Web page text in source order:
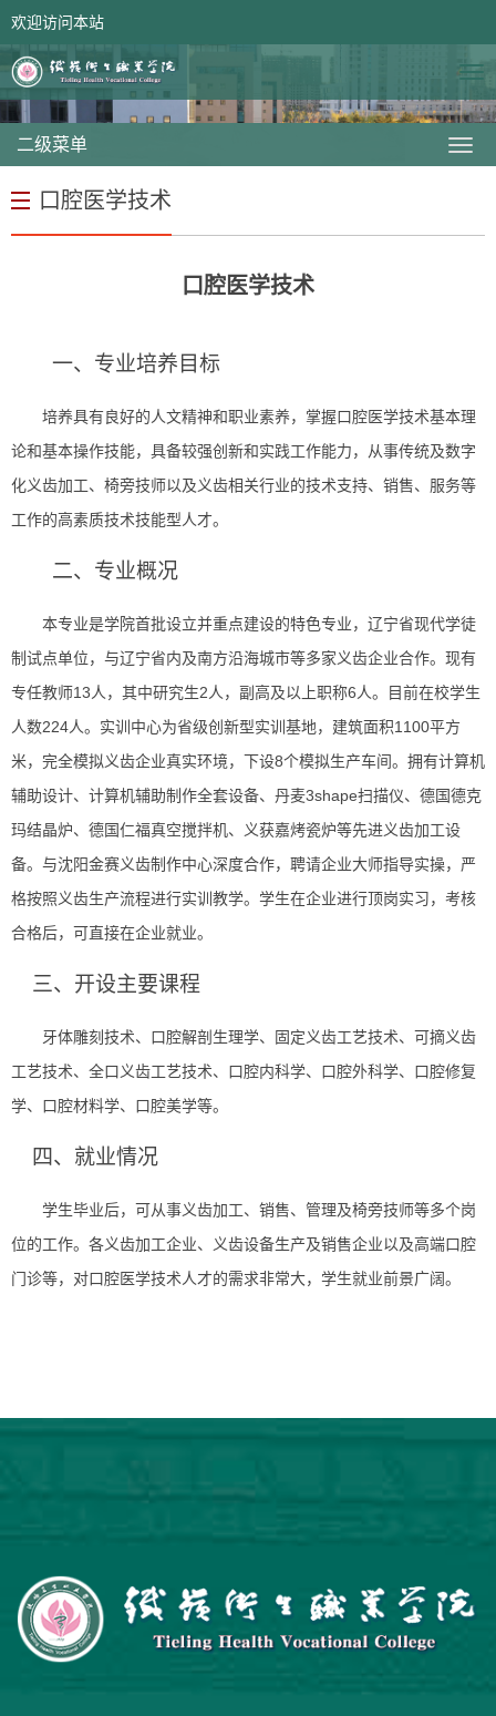
欢迎访问本站
网站首页 领导信箱
二级菜单
口腔医学技术
口腔医学技术
一、专业培养目标
培养具有良好的人文精神和职业素养，掌握口腔医学技术基本理
论和基本操作技能，具备较强创新和实践工作能力，从事传统及数字
化义齿加工、椅旁技师以及义齿相关行业的技术支持、销售、服务等
工作的高素质技术技能型人才。
二、专业概况
本专业是学院首批设立并重点建设的特色专业，辽宁省现代学徒
制试点单位，与辽宁省内及南方沿海城市等多家义齿企业合作。现有
专任教师13人，其中研究生2人，副高及以上职称6人。目前在校学生
人数224人。实训中心为省级创新型实训基地，建筑面积1100平方
米，完全模拟义齿企业真实环境，下设8个模拟生产车间。拥有计算机
辅助设计、计算机辅助制作全套设备、丹麦3shape扫描仪、德国德克
玛结晶炉、德国仁福真空搅拌机、义获嘉烤瓷炉等先进义齿加工设
备。与沈阳金赛义齿制作中心深度合作，聘请企业大师指导实操，严
格按照义齿生产流程进行实训教学。学生在企业进行顶岗实习，考核
合格后，可直接在企业就业。
三、开设主要课程
牙体雕刻技术、口腔解剖生理学、固定义齿工艺技术、可摘义齿
工艺技术、全口义齿工艺技术、口腔内科学、口腔外科学、口腔修复
学、口腔材料学、口腔美学等。
四、就业情况
学生毕业后，可从事义齿加工、销售、管理及椅旁技师等多个岗
位的工作。各义齿加工企业、义齿设备生产及销售企业以及高端口腔
门诊等，对口腔医学技术人才的需求非常大，学生就业前景广阔。